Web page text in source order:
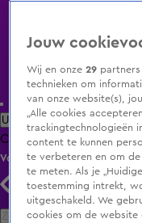
Uitzending Gemist Populaire
ClipsFilmsRadioSmart
Volg KIJK
Zoeken
Jouw
Wij en onze29
technieken om
van onze website(s),
„Alle cookies
trackingtechnologieën
content te kunnen
te verbeteren en om
te meten. Als je
toestemming intrekt,
uitgeschakeld. We
cookies om de